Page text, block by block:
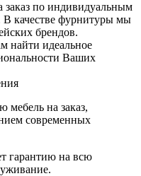
заказ по индивидуальным
В качестве фурнитуры мы
брендов.
найти идеальное
Ваших
мебель на заказ,
современных
гарантию на всю